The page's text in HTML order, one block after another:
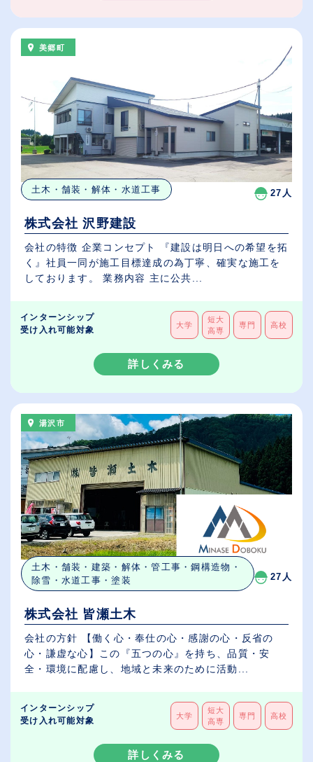
美郷町
土木・舗装・解体・水道工事 27人
株式会社 沢野建設
会社の特徴 企業コンセプト 『建設は明日への希望を拓
く』社員一同が施工目標達成の為丁寧、確実な施工を
しております。 業務内容 主に公共...
インターンシップ
受け入れ可能対象
大学
短大
高専
専門 高校
詳しくみる
湯沢市
土木・舗装・建築・解体・管工事・鋼構造物・
除雪・水道工事・塗装
27人
株式会社 皆瀬土木
会社の方針 【働く心・奉仕の心・感謝の心・反省の
心・謙虚な心】この『五つの心』を持ち、品質・安
全・環境に配慮し、地域と未来のために活動...
インターンシップ
受け入れ可能対象
大学
短大
高専
専門 高校
詳しくみる